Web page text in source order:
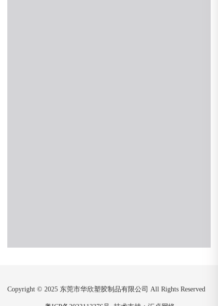
Copyright © 2025 东莞市华欣塑胶制品有限公司 All Rights Reserved